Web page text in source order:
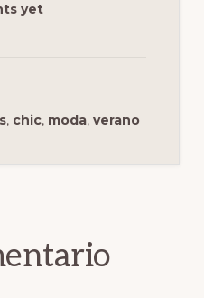
yet
, chic, moda, verano